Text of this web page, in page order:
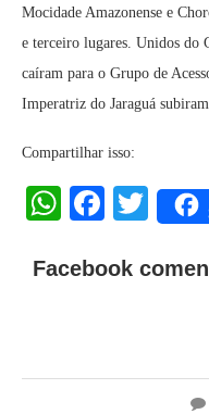
Mocidade Amazonense e
e terceiro lugares. Unidos do
caíram para o Grupo de
Imperatriz do Jaraguá
Compartilhar isso:
WhatsApp
Facebook